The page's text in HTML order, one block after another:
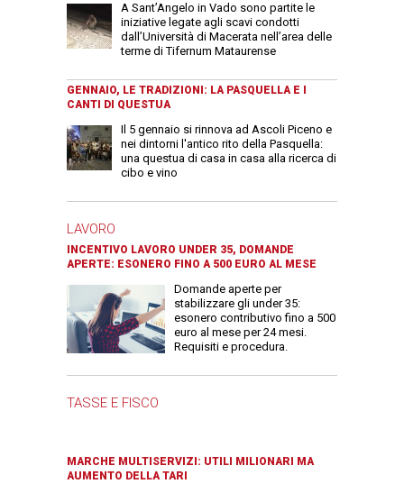
A Sant’Angelo in Vado sono partite le
iniziative legate agli scavi condotti
dall’Università di Macerata nell’area delle
terme di Tifernum Mataurense
GENNAIO, LE TRADIZIONI: LA PASQUELLA E I
CANTI DI QUESTUA
Il 5 gennaio si rinnova ad Ascoli Piceno e
nei dintorni l'antico rito della Pasquella:
una questua di casa in casa alla ricerca di
cibo e vino
LAVORO
INCENTIVO LAVORO UNDER 35, DOMANDE
APERTE: ESONERO FINO A 500 EURO AL MESE
Domande aperte per
stabilizzare gli under 35:
esonero contributivo fino a 500
euro al mese per 24 mesi.
Requisiti e procedura.
TASSE E FISCO
MARCHE MULTISERVIZI: UTILI MILIONARI MA
AUMENTO DELLA TARI